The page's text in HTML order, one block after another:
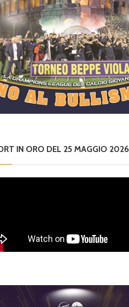
IN ORO DEL 25 MAGGIO 2026